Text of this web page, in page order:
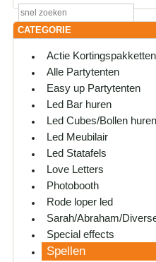
CATEGORIE
Actie Kortingspakketten
Alle Partytenten
Easy up Partytenten
Led Bar huren
Led Cubes/Bollen huren
Led Meubilair
Led Statafels
Love Letters
Photobooth
Rode loper led
Sarah/Abraham/
Special effects
Spellen